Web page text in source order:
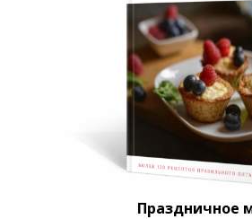
Праздничное